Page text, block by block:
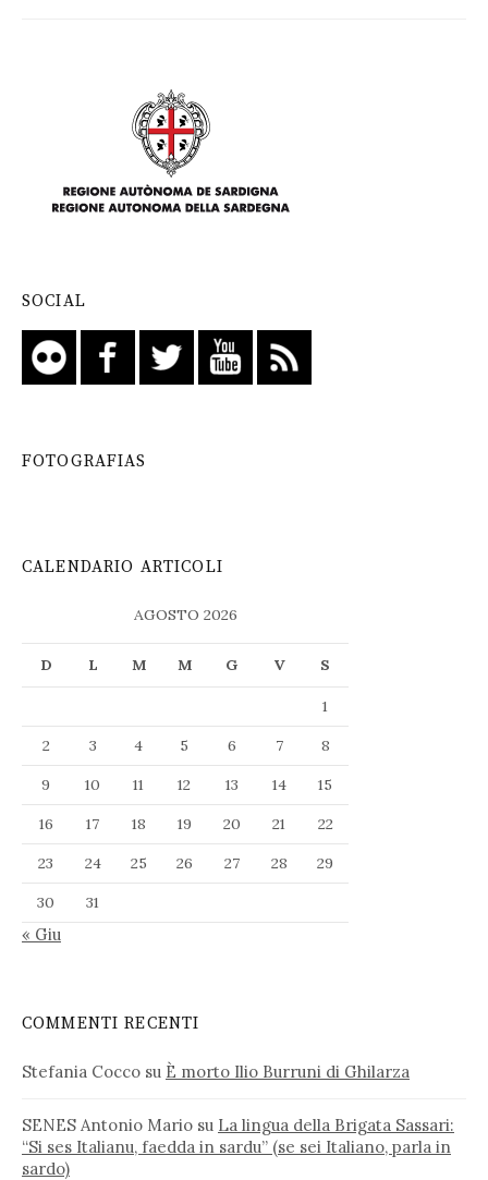
SOCIAL
FOTOGRAFIAS
CALENDARIO ARTICOLI
AGOSTO 2026
D L M M G V S
1
2
3 4 5 6 7
8
9
10 11 12 13 14
15
16
17 18 19 20 21
22
23
24 25 26 27 28
29
30
31
« Giu
COMMENTI RECENTI
Stefania Cocco su È morto Ilio Burruni di Ghilarza
SENES Antonio Mario su La lingua della Brigata Sassari:
“Si ses Italianu, faedda in sardu” (se sei Italiano, parla in
sardo)